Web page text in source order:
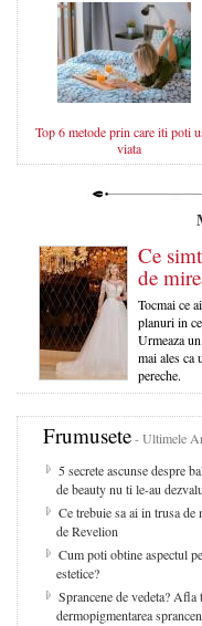
Top 6 metode prin care iti poti
viata
Ce
de
Tocmai ce
planuri in
Urmeaza
mai ales ca
pereche.
Frumusete- Ultimele
5 secrete ascunse despre
de beauty nu ti le-au
Ce trebuie sa ai in trusa
de Revelion
Cum poti obtine aspectul
estetice?
Sprancene de vedeta? Afla
dermopigmentarea